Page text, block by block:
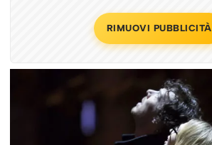
RIMUOVI PUBBLICITÀ